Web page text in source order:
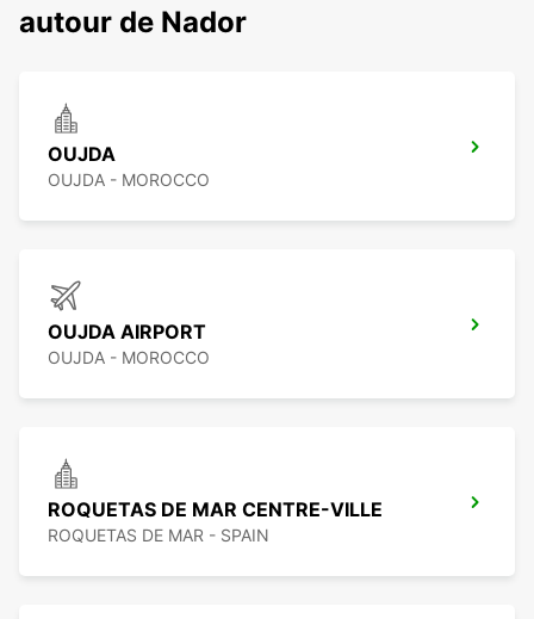
autour de Nador
OUJDA
OUJDA - MOROCCO
OUJDA AIRPORT
OUJDA - MOROCCO
ROQUETAS DE MAR CENTRE-VILLE
ROQUETAS DE MAR - SPAIN